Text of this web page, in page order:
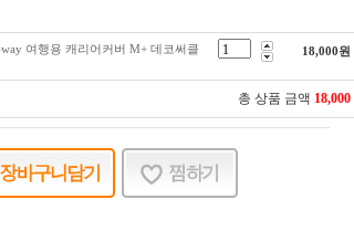
여행용 캐리어커버 M+ 데코써클
18,000원
총 상품 금액 18,000